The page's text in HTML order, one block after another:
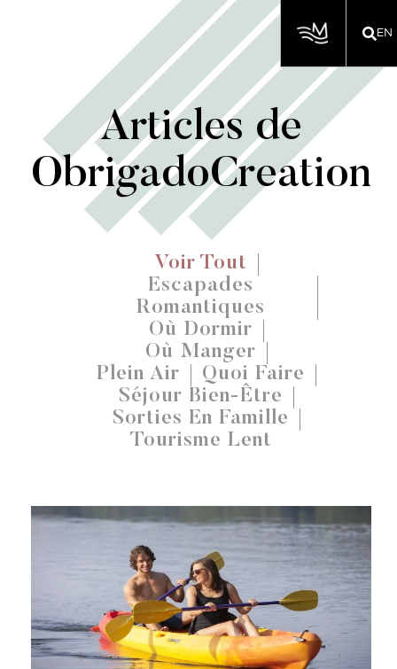
EN
Articles de
ObrigadoCreation
Voir Tout
Escapades
Romantiques
Où Dormir
Où Manger
Plein Air Quoi Faire
Séjour Bien-Être
Sorties En Famille
Tourisme Lent